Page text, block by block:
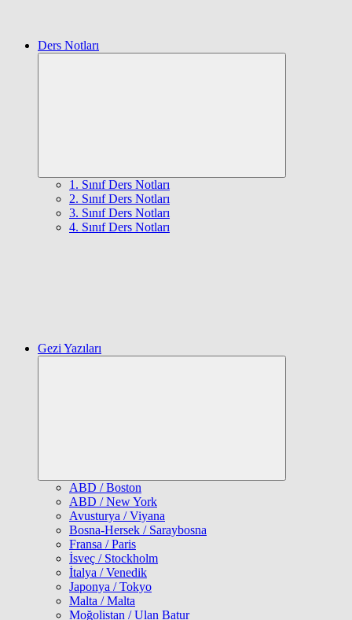
Ders Notları
1. Sınıf Ders Notları
2. Sınıf Ders Notları
3. Sınıf Ders Notları
4. Sınıf Ders Notları
Gezi Yazıları
ABD / Boston
ABD / New York
Avusturya / Viyana
Bosna-Hersek / Saraybosna
Fransa / Paris
İsveç / Stockholm
İtalya / Venedik
Japonya / Tokyo
Malta / Malta
Moğolistan / Ulan Batur